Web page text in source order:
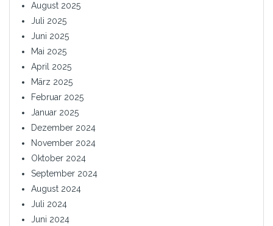
August 2025
Juli 2025
Juni 2025
Mai 2025
April 2025
März 2025
Februar 2025
Januar 2025
Dezember 2024
November 2024
Oktober 2024
September 2024
August 2024
Juli 2024
Juni 2024